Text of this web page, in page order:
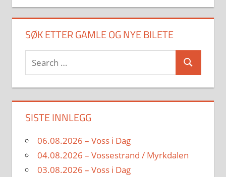
SØK ETTER GAMLE OG NYE BILETE
Search
for:
Search
SISTE INNLEGG
06.08.2026 – Voss i Dag
04.08.2026 – Vossestrand / Myrkdalen
03.08.2026 – Voss i Dag